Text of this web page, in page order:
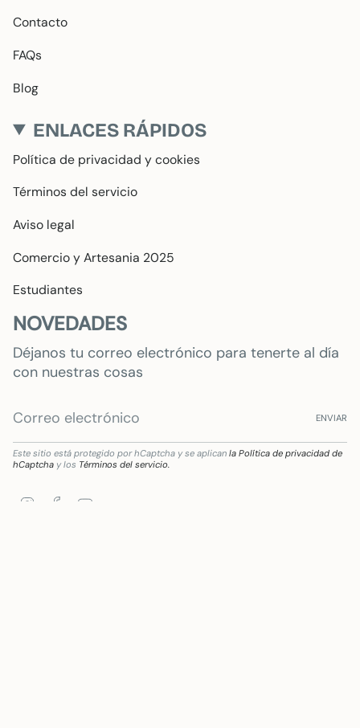
Contacto
FAQs
Blog
ENLACES RÁPIDOS
Política de privacidad y cookies
Términos del servicio
Aviso legal
Comercio y Artesania 2025
Estudiantes
NOVEDADES
Déjanos tu correo electrónico para tenerte al día
con nuestras cosas
ENVIAR
Este sitio está protegido por hCaptcha y se aplican la Política de privacidad de
hCaptcha y los Términos del servicio.
InstagramFacebook